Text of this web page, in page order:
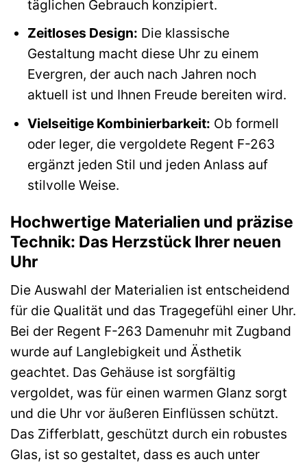
täglichen Gebrauch konzipiert.
Zeitloses Design: Die klassische
Gestaltung macht diese Uhr zu einem
Evergren, der auch nach Jahren noch
aktuell ist und Ihnen Freude bereiten wird.
Vielseitige Kombinierbarkeit: Ob formell
oder leger, die vergoldete Regent F-263
ergänzt jeden Stil und jeden Anlass auf
stilvolle Weise.
Hochwertige Materialien und präzise
Technik: Das Herzstück Ihrer neuen
Uhr
Die Auswahl der Materialien ist entscheidend
für die Qualität und das Tragegefühl einer Uhr.
Bei der Regent F-263 Damenuhr mit Zugband
wurde auf Langlebigkeit und Ästhetik
geachtet. Das Gehäuse ist sorgfältig
vergoldet, was für einen warmen Glanz sorgt
und die Uhr vor äußeren Einflüssen schützt.
Das Zifferblatt, geschützt durch ein robustes
Glas, ist so gestaltet, dass es auch unter